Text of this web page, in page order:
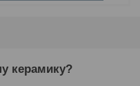
керамику?